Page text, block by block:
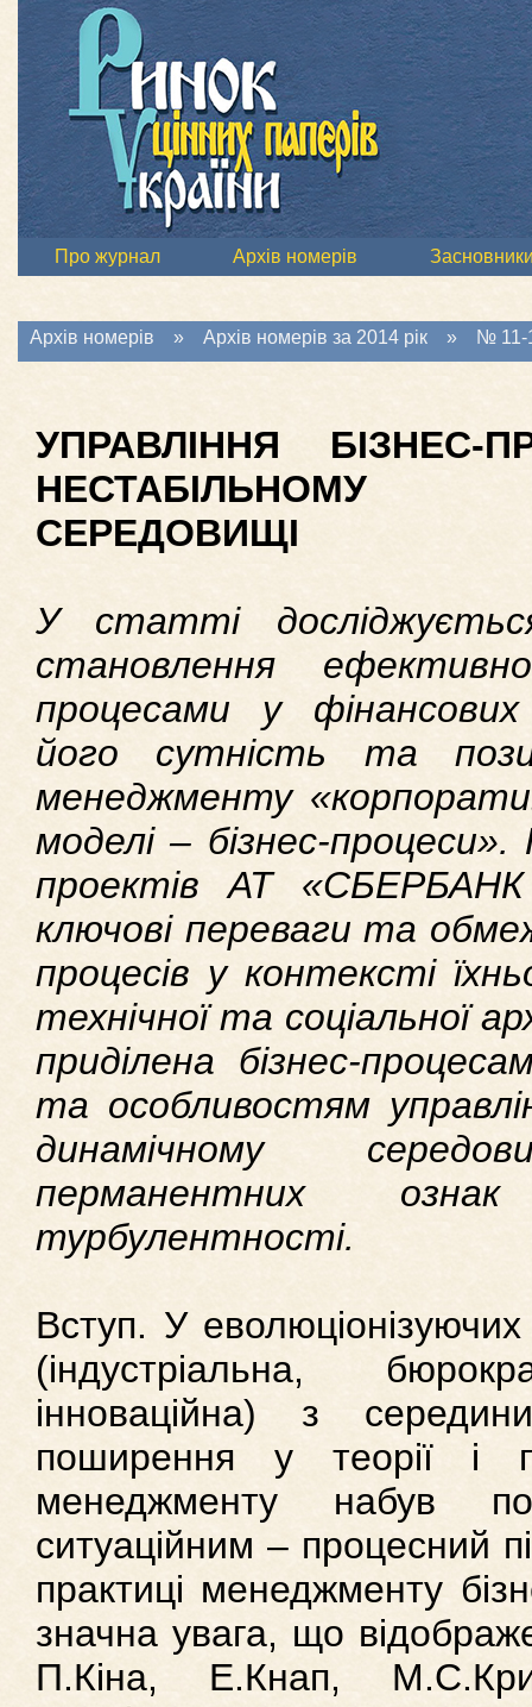
Про журнал Архів номерів
Архів номерів » Архів номерів за 2014 рік » № 11-
УПРАВЛІННЯ
НЕСТАБІЛЬНОМУ
СЕРЕДОВИЩІ
У статті
становлення
процесами у
його сутність та
менеджменту
моделі – бізнес-процеси».
проектів АТ «СБЕРБАНК
ключові переваги та
процесів у контексті
технічної та соціальної
приділена бізнес-
та особливостям
динамічному
перманентних
турбулентності.
Вступ. У
(індустріальна,
інноваційна) з
поширення у теорії і
менеджменту набув
ситуаційним – процесний
практиці менеджменту
значна увага, що
П.Кіна, Е.Кнап,